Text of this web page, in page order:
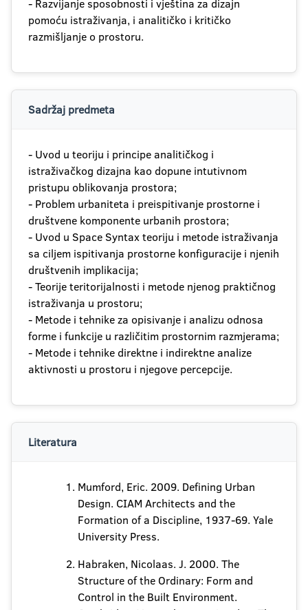
- Razvijanje sposobnosti i vještina za dizajn
pomoću istraživanja, i analitičko i kritičko
razmišljanje o prostoru.
Sadržaj predmeta
- Uvod u teoriju i principe analitičkog i
istraživačkog dizajna kao dopune intutivnom
pristupu oblikovanja prostora;
- Problem urbaniteta i preispitivanje prostorne i
društvene komponente urbanih prostora;
- Uvod u Space Syntax teoriju i metode istraživanja
sa ciljem ispitivanja prostorne konfiguracije i njenih
društvenih implikacija;
- Teorije teritorijalnosti i metode njenog praktičnog
istraživanja u prostoru;
- Metode i tehnike za opisivanje i analizu odnosa
forme i funkcije u različitim prostornim razmjerama;
- Metode i tehnike direktne i indirektne analize
aktivnosti u prostoru i njegove percepcije.
Literatura
Mumford, Eric. 2009. Defining Urban
Design. CIAM Architects and the
Formation of a Discipline, 1937-69. Yale
University Press.
Habraken, Nicolaas. J. 2000. The
Structure of the Ordinary: Form and
Control in the Built Environment.